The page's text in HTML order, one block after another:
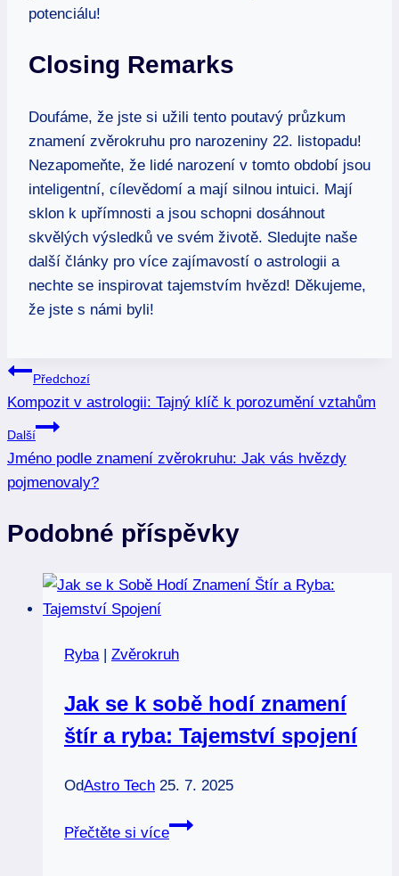
‌potenciálu!
Closing Remarks
Doufáme, že jste si užili tento ‍poutavý průzkum
znamení zvěrokruhu ⁤pro narozeniny 22. listopadu!
Nezapomeňte,‍ že lidé narození‌ v tomto období jsou
inteligentní, cílevědomí a mají silnou intuici. Mají
sklon k upřímnosti⁣ a jsou schopni dosáhnout
skvělých výsledků ve ​svém životě. ‍Sledujte naše
další články pro ⁢více ‍zajímavostí o⁢ astrologii a
nechte⁣ se inspirovat tajemstvím hvězd! Děkujeme,
že jste ⁣s námi byli!
Navigace
pro
příspěvek
Předchozí
Kompozit v astrologii: Tajný klíč k porozumění vztahům
Další
Jméno podle znamení zvěrokruhu: Jak vás hvězdy
pojmenovaly?
Podobné příspěvky
Ryba| Zvěrokruh
Jak se k sobě hodí znamení
štír a ryba: Tajemství spojení
OdAstro Tech 25. 7. 2025
Přečtěte si více
Jak